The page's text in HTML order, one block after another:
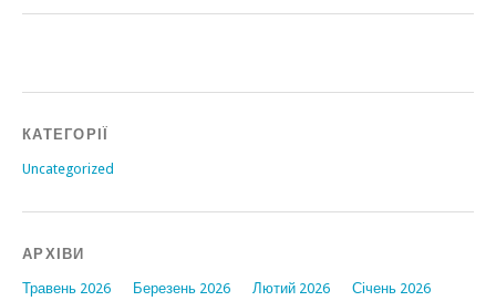
КАТЕГОРІЇ
Uncategorized
АРХІВИ
Травень 2026 Березень 2026 Лютий 2026
Січень 2026